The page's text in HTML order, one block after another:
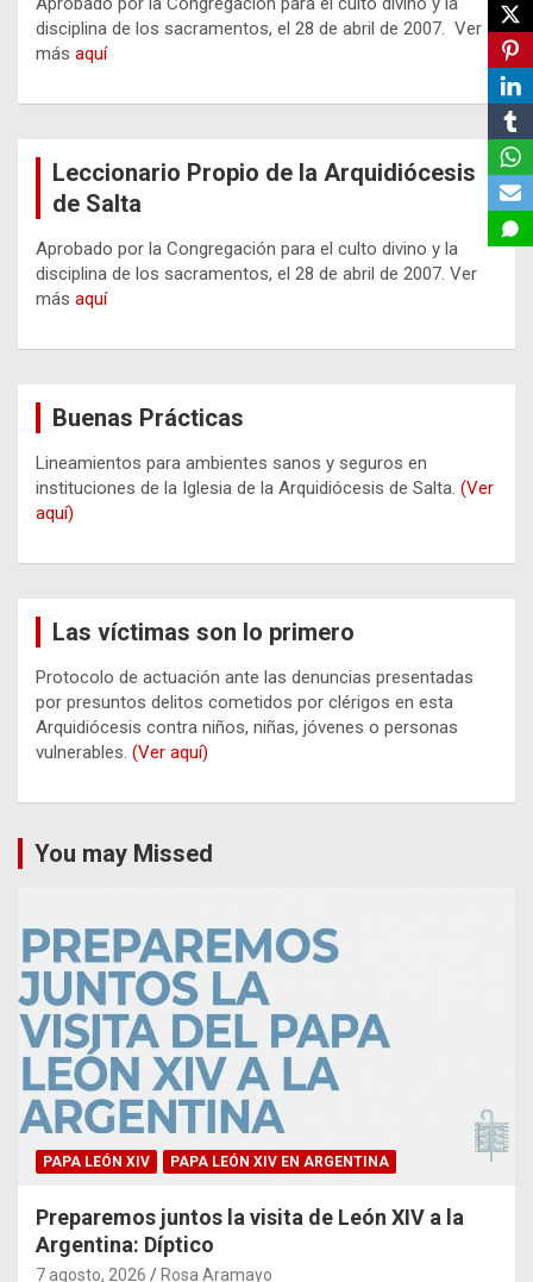
disciplina de los sacramentos, el 28 de abril de 2007. Ver
más aquí
Leccionario Propio de la Arquidiócesis
de Salta
Aprobado por la Congregación para el culto divino y la
disciplina de los sacramentos, el 28 de abril de 2007. Ver
más aquí
Buenas Prácticas
Lineamientos para ambientes sanos y seguros en
instituciones de la Iglesia de la Arquidiócesis de Salta. (Ver
aquí)
Las víctimas son lo primero
Protocolo de actuación ante las denuncias presentadas
por presuntos delitos cometidos por clérigos en esta
Arquidiócesis contra niños, niñas, jóvenes o personas
vulnerables. (Ver aquí)
You may Missed
PAPA LEÓN XIV PAPA LEÓN XIV EN ARGENTINA
Preparemos juntos la visita de León XIV a la
Argentina: Díptico
7 agosto, 2026 Rosa Aramayo